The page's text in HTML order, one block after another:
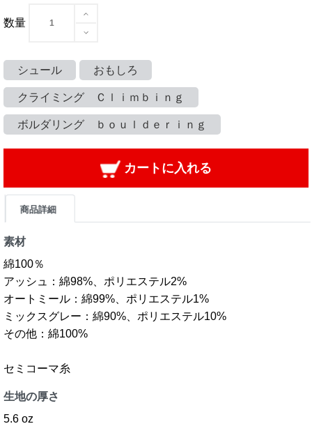
数量
シュール おもしろ
クライミング Ｃｌｉｍｂｉｎｇ
ボルダリング ｂｏｕｌｄｅｒｉｎｇ
カートに入れる
商品詳細
素材
綿100％
アッシュ：綿98%、ポリエステル2%
オートミール：綿99%、ポリエステル1%
ミックスグレー：綿90%、ポリエステル10%
その他：綿100%
セミコーマ糸
生地の厚さ
5.6 oz